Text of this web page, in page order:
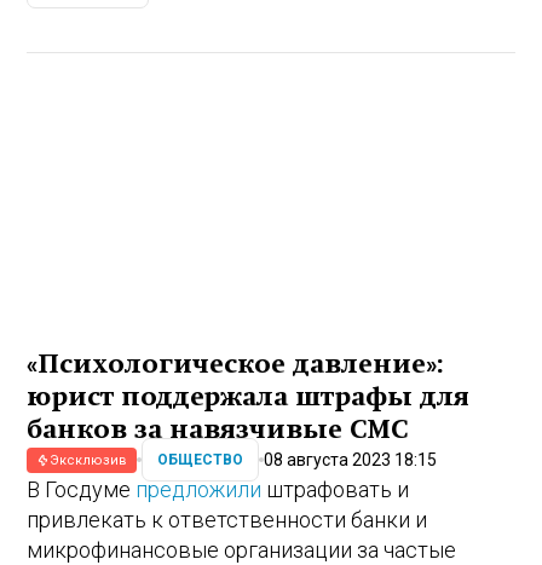
«Психологическое давление»:
юрист поддержала штрафы для
банков за навязчивые СМС
Эксклюзив ОБЩЕСТВО 08 августа 2023 18:15
В Госдуме предложили штрафовать и
привлекать к ответственности банки и
микрофинансовые организации за частые